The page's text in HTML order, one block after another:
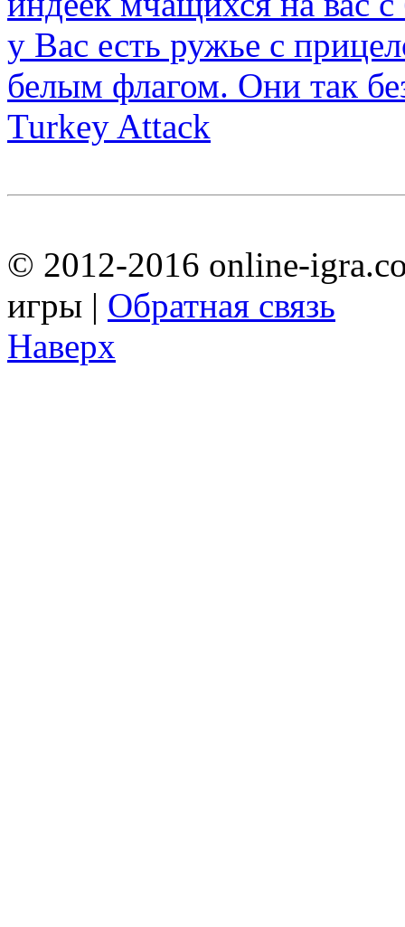
Turkey Attack
© 2012-2016 online-
игры | Обратная связь
Наверх